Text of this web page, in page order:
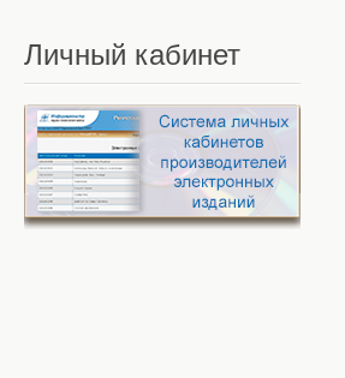
Личный кабинет